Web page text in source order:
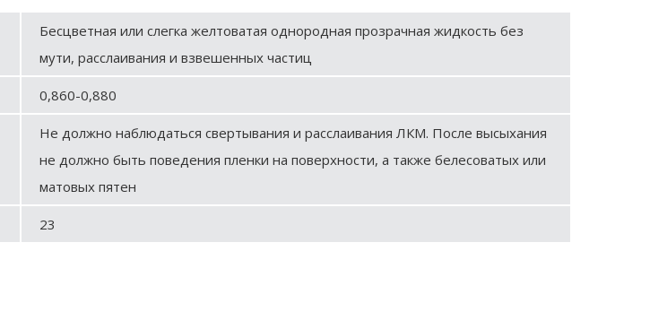
Бесцветная или слегка желтоватая однородная прозрачная жидкость без
мути, расслаивания и взвешенных частиц
0,860-0,880
Не должно наблюдаться свертывания и расслаивания ЛКМ. После высыхания
не должно быть поведения пленки на поверхности, а также белесоватых или
матовых пятен
23